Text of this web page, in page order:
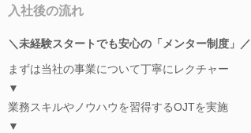
入社後の流れ
＼未経験スタートでも安心の「メンター制度」／
まずは当社の事業について丁寧にレクチャー
▼
業務スキルやノウハウを習得するOJTを実施
▼